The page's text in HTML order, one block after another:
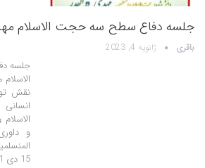
جلسه دفاع سطح سه حجت الاسلام
باقری ژانویه 4, 2023
جلسه
نقش
و
15 دی 1401 در مرکز آموزش…